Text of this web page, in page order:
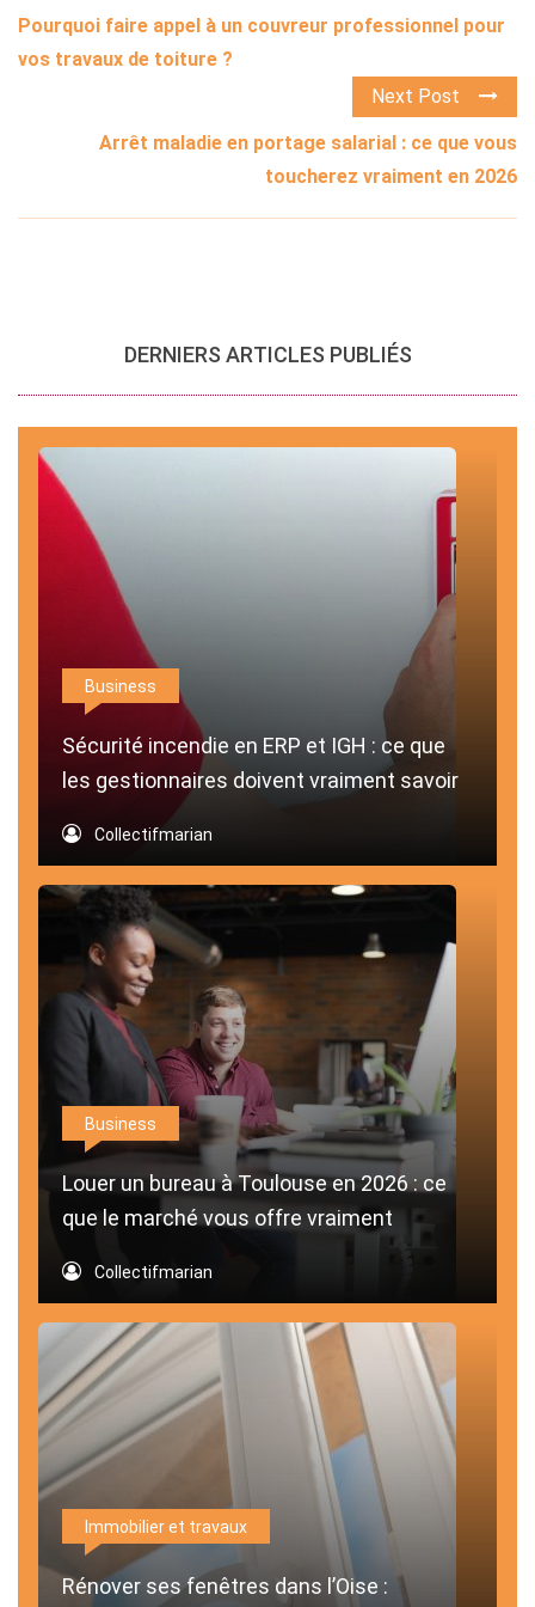
Pourquoi faire appel à un couvreur professionnel pour
vos travaux de toiture ?
Next Post
Arrêt maladie en portage salarial : ce que vous
toucherez vraiment en 2026
DERNIERS ARTICLES PUBLIÉS
Business
Sécurité incendie en ERP et IGH : ce que
les gestionnaires doivent vraiment savoir
Collectifmarian
Business
Louer un bureau à Toulouse en 2026 : ce
que le marché vous offre vraiment
Collectifmarian
Immobilier et travaux
Rénover ses fenêtres dans l’Oise :